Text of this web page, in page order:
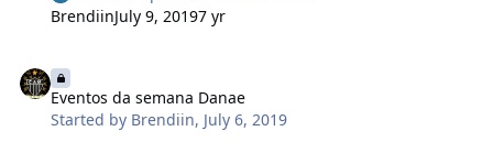
duplicado, o primeiro comentario será o vencedor BOM
JOGO !!!!!!!
BrendiinJuly 9, 20197 yr
Eventos da semana Danae
Started by Brendiin, July 6, 2019